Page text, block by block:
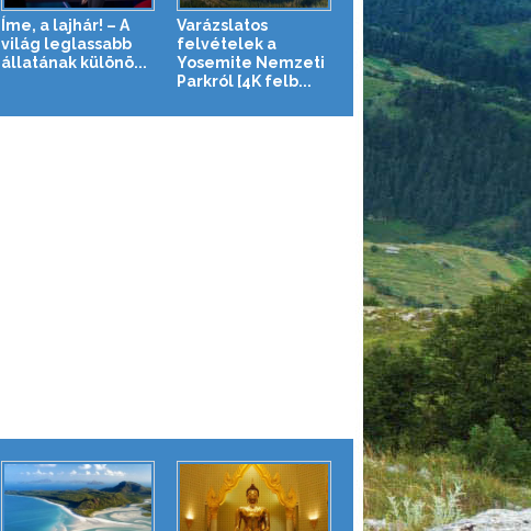
Íme, a lajhár! – A
világ leglassabb
állatának különö...
Varázslatos
felvételek a
Yosemite Nemzeti
Parkról [4K felb...